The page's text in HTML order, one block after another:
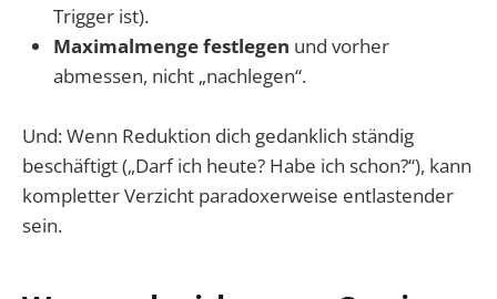
Trigger ist).
Maximalmenge festlegen und vorher
abmessen, nicht „nachlegen“.
Und: Wenn Reduktion dich gedanklich ständig
beschäftigt („Darf ich heute? Habe ich schon?“), kann
kompletter Verzicht paradoxerweise entlastender
sein.